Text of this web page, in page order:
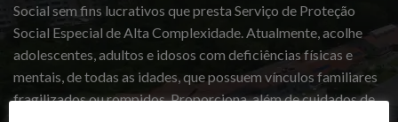
Social sem fins lucrativos que presta Serviço de Proteção
Social Especial de Alta Complexidade. Atualmente, acolhe
adolescentes, adultos e idosos com deficiências físicas e
mentais, de todas as idades, que possuem vínculos familiares
fragilizados ou rompidos. Proporciona, além de cuidados de